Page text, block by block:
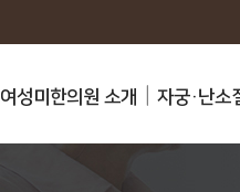
여성미한의원 소개 자궁·난소